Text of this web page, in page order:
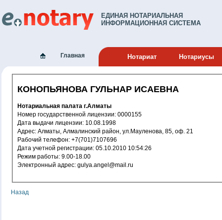
ЕДИНАЯ НОТАРИАЛЬНАЯ
ИНФОРМАЦИОННАЯ СИСТЕМА
Главная Нотариат Нотариусы
КОНОПЬЯНОВА ГУЛЬНАР ИСАЕВНА
Нотариальная палата г.Алматы
Номер государственной лицензии: 0000155
Дата выдачи лицензии: 10.08.1998
Адрес: Алматы, Алмалинский район, ул.Мауленова, 85, оф. 21
Рабочий телефон: +7(701)7107696
Дата учетной регистрации: 05.10.2010 10:54:26
Режим работы: 9.00-18.00
Электронный адрес: gulya.angel@mail.ru
Назад